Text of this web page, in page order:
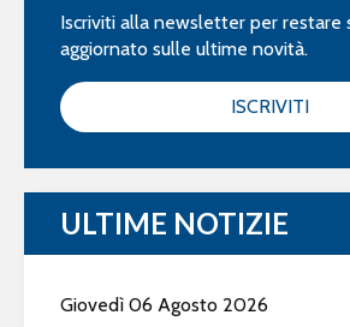
Iscriviti alla newsletter per restare
aggiornato sulle ultime novità.
ISCRIVITI
ULTIME NOTIZIE
Giovedì 06 Agosto 2026